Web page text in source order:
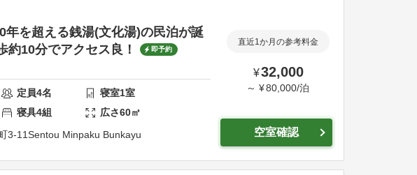
年を超える銭湯(文化湯)の民泊が誕
約10分でアクセス良！
即予約
定員4名 寝室1室
寝具4組 広さ60㎡
3-11Sentou Minpaku Bunkayu
直近1か月の参考料金
¥32,000
～ ¥80,000/泊
空室確認